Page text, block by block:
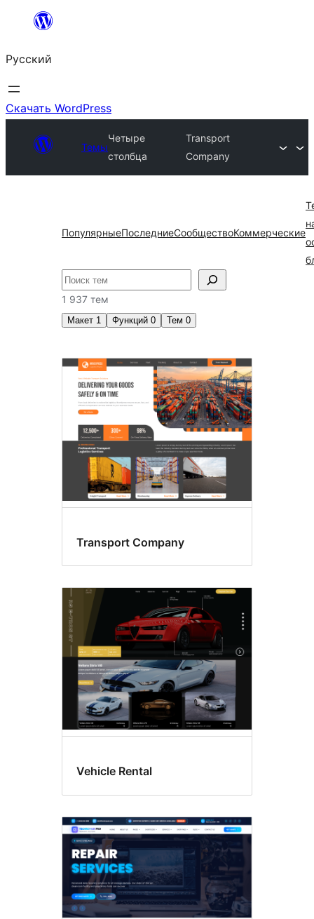
Перейти
содержимому
Русский
Скачать WordPress
Темы
Четыре
столбца
Transport
Company
ПопулярныеПоследниеСообществоКоммерческие
Поиск
1 937 тем
Макет 1 Функций 0 Тем 0
Четыре
столбца
Transport Company
Vehicle Rental